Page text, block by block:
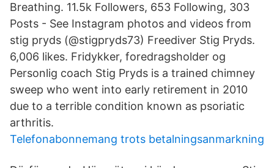
Breathing. 11.5k Followers, 653 Following, 303
Posts - See Instagram photos and videos from
stig pryds (@stigpryds73) Freediver Stig Pryds.
6,006 likes. Fridykker, foredragsholder og
Personlig coach Stig Pryds is a trained chimney
sweep who went into early retirement in 2010
due to a terrible condition known as psoriatic
arthritis.
Telefonabonnemang trots betalningsanmarkning